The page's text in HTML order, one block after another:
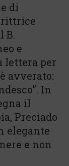
di
B.
e
lettera per
avverato:
In
il
Preciado
elegante
e non